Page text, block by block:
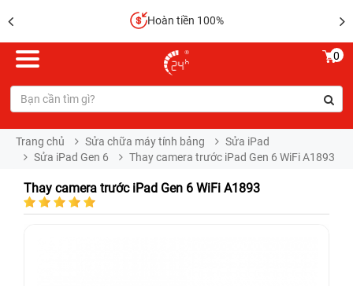
Hoàn tiền 100%
0
Trang chủ Sửa chữa máy tính bảng
Sửa iPad
Sửa iPad Gen 6
Thay camera trước iPad Gen 6 WiFi A1893
Thay camera trước iPad Gen 6 WiFi A1893